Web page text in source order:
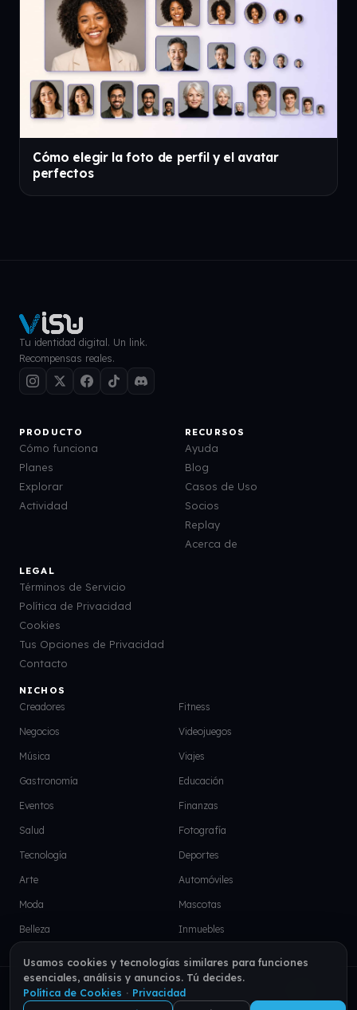
Cómo elegir la foto de perfil y el avatar
perfectos
Tu identidad digital. Un link.
Recompensas reales.
PRODUCTO
Cómo funciona
Planes
Explorar
Actividad
RECURSOS
Ayuda
Blog
Casos de Uso
Socios
Replay
Acerca de
LEGAL
Términos de Servicio
Política de Privacidad
Cookies
Tus Opciones de Privacidad
Contacto
NICHOS
Creadores
Negocios
Música
Gastronomía
Eventos
Salud
Tecnología
Arte
Moda
Belleza
Fitness
Videojuegos
Viajes
Educación
Finanzas
Fotografía
Deportes
Automóviles
Mascotas
Inmuebles
© 2026 VISU. Todos los derechos reservados.
Usamos cookies y tecnologías similares para funciones
esenciales, análisis y anuncios. Tú decides.
Política de Cookies · Privacidad